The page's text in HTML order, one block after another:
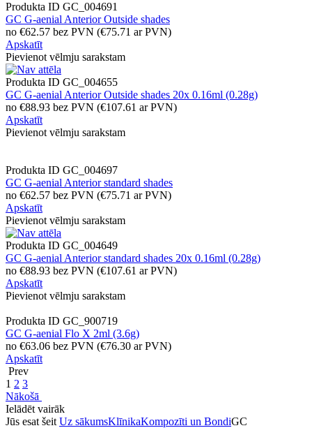
Produkta ID GC_004691
GC G-aenial Anterior Outside shades
no €62.57 bez PVN (€75.71 ar PVN)
Apskatīt
Pievienot vēlmju sarakstam
Produkta ID GC_004655
GC G-aenial Anterior Outside shades 20x 0.16ml (0.28g)
no €88.93 bez PVN (€107.61 ar PVN)
Apskatīt
Pievienot vēlmju sarakstam
Produkta ID GC_004697
GC G-aenial Anterior standard shades
no €62.57 bez PVN (€75.71 ar PVN)
Apskatīt
Pievienot vēlmju sarakstam
Produkta ID GC_004649
GC G-aenial Anterior standard shades 20x 0.16ml (0.28g)
no €88.93 bez PVN (€107.61 ar PVN)
Apskatīt
Pievienot vēlmju sarakstam
Produkta ID GC_900719
GC G-aenial Flo X 2ml (3.6g)
no €63.06 bez PVN (€76.30 ar PVN)
Apskatīt
Prev
1 2 3
Nākošā
Ielādēt vairāk
Jūs esat šeit Uz sākumsKlīnikaKompozīti un BondiGC